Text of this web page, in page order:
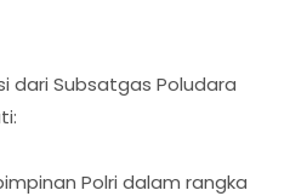
dari Subsatgas Poludara
Polri dalam rangka